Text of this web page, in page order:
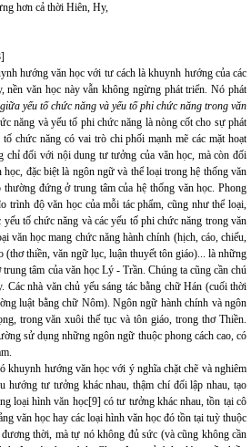
hơn cả thời Hiên, Hy,
hướng văn học với tư cách là khuynh hướng của các
nền văn học này vẫn không ngừng phát triển. Nó phát
yếu tố chức năng và yếu tố phi chức năng trong văn
năng và yếu tố phi chức năng là nòng cốt cho sự phát
chức năng có vai trò chi phối mạnh mẽ các mặt hoạt
chỉ đối với nội dung tư tưởng của văn học, mà còn đối
đặc biệt là ngôn ngữ và thể loại trong hệ thống văn
thường đứng ở trung tâm của hệ thống văn học. Phong
trình độ văn học của mỗi tác phẩm, cũng như thể loại,
yếu tố chức năng và các yếu tố phi chức năng trong văn
văn học mang chức năng hành chính (hịch, cáo, chiếu,
(thơ thiền, văn ngữ lục, luận thuyết tôn giáo)... là những
tâm của văn học Lý - Trần. Chúng ta cũng cần chú
nhà văn chủ yếu sáng tác bằng chữ Hán (cuối thời
luật bằng chữ Nôm). Ngôn ngữ hành chính và ngôn
trong văn xuôi thế tục và tôn giáo, trong thơ Thiền.
sử dụng những ngôn ngữ thuộc phong cách cao, có
khuynh hướng văn học với ý nghĩa chặt chẽ và nghiêm
hướng tư tưởng khác nhau, thậm chí đối lập nhau, tạo
loại hình văn học[9] có tư tưởng khác nhau, tồn tại cô
văn học hay các loại hình văn học đó tồn tại tuỳ thuộc
thời, mà tự nó không đủ sức (và cũng không cần